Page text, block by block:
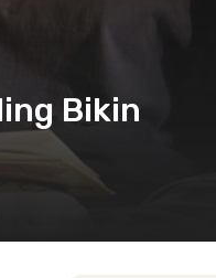
Bikin